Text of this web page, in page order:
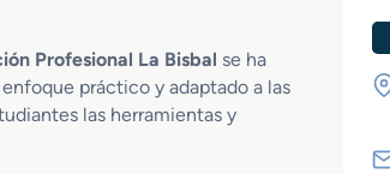
Profesional La Bisbal se ha
práctico y adaptado a las
las herramientas y